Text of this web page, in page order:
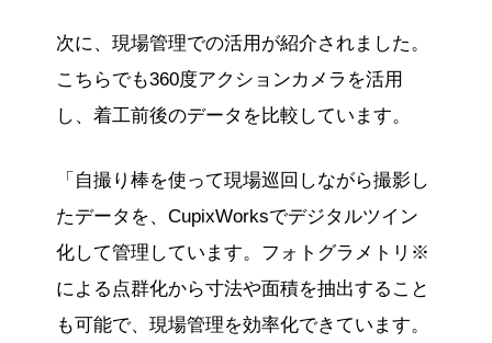
次に、現場管理での活用が紹介されました。
こちらでも360度アクションカメラを活用
し、着工前後のデータを比較しています。
「自撮り棒を使って現場巡回しながら撮影し
たデータを、CupixWorksでデジタルツイン
化して管理しています。フォトグラメトリ※
による点群化から寸法や面積を抽出すること
も可能で、現場管理を効率化できています。